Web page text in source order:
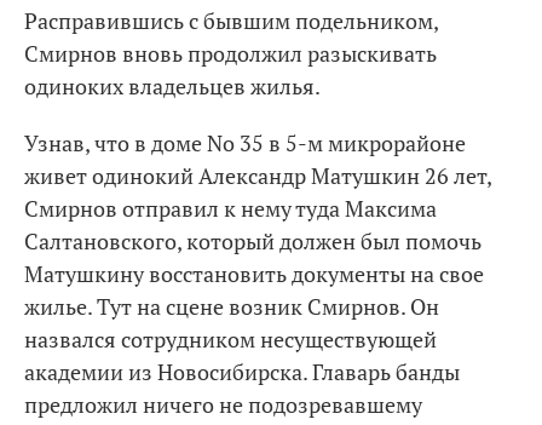
Расправившись с бывшим подельником,
Смирнов вновь продолжил разыскивать
одиноких владельцев жилья.
Узнав, что в доме No 35 в 5-м микрорайоне
живет одинокий Александр Матушкин 26 лет,
Смирнов отправил к нему туда Максима
Салтановского, который должен был помочь
Матушкину восстановить документы на свое
жилье. Тут на сцене возник Смирнов. Он
назвался сотрудником несуществующей
академии из Новосибирска. Главарь банды
предложил ничего не подозревавшему